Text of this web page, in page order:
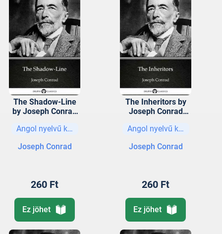
The Shadow-Line
by Joseph Conrad
Angol nyelvű könyvek
Joseph Conrad
260 Ft
Ez jöhet
The Inheritors by
Joseph Conrad
Angol nyelvű könyvek
Joseph Conrad
260 Ft
Ez jöhet